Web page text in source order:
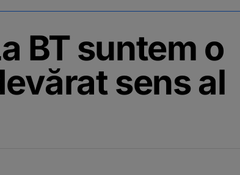
BT suntem o
sens al